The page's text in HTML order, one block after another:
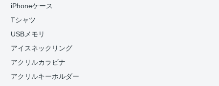
iPhoneケース
Tシャツ
USBメモリ
アイスネックリング
アクリルカラビナ
アクリルキーホルダー